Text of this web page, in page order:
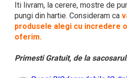
Iti livram, la cerere, mostre de
pungi din hartie. Consideram ca
produsele alegi cu incredere
oferim.
Primesti Gratuit, de la